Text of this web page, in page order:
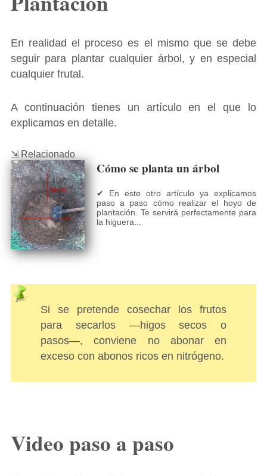
En realidad el proceso es el mismo que se debe
seguir para plantar cualquier árbol, y en especial
cualquier frutal.
A continuación tienes un artículo en el que lo
explicamos en detalle.
⇲ Relacionado
Cómo se planta un árbol
✔ En este otro artículo ya explicamos
paso a paso cómo realizar el hoyo de
plantación. Te servirá perfectamente para
la higuera...
Si se pretende cosechar los frutos
para secarlos ―higos secos o
pasos―, conviene no abonar en
exceso con abonos ricos en nitrógeno.
Video paso a paso